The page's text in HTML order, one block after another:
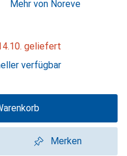
Mehr von Noreve
geliefert
verfügbar
Merken